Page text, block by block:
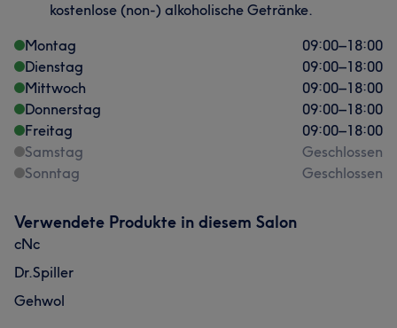
kostenlose (non-) alkoholische Getränke.
Montag
09:00–18:00
Dienstag
09:00–18:00
Mittwoch
09:00–18:00
Donnerstag
09:00–18:00
Freitag
09:00–18:00
Samstag
Geschlossen
Sonntag
Geschlossen
Verwendete Produkte in diesem Salon
cNc
Dr.Spiller
Gehwol